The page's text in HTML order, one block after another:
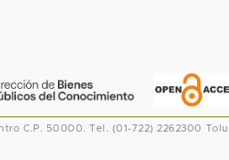
C.P. 50000. Tel. (01-722) 2262300